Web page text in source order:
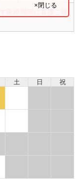
医療機関に直接ご確
×閉じる
土 日 祝